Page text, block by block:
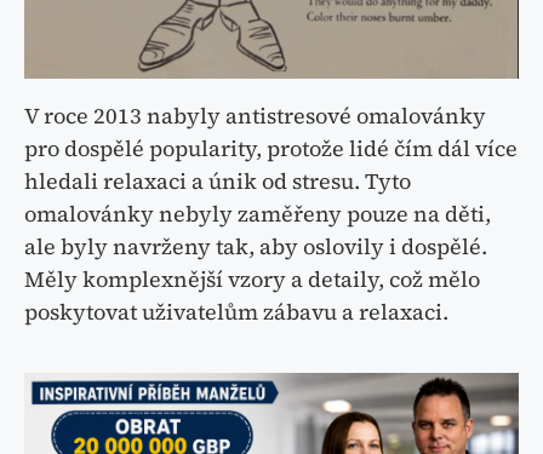
V roce 2013 nabyly antistresové omalovánky
pro dospělé popularity, protože lidé čím dál více
hledali relaxaci a únik od stresu. Tyto
omalovánky nebyly zaměřeny pouze na děti,
ale byly navrženy tak, aby oslovily i dospělé.
Měly komplexnější vzory a detaily, což mělo
poskytovat uživatelům zábavu a relaxaci.